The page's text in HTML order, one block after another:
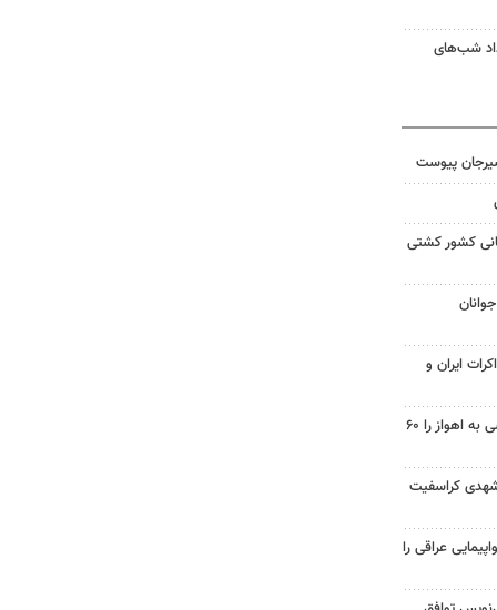
امتداد شب‌های
پیوست
کشور کشتی
ایران و
احداث پل مسیر خسرج دسترسی به اهواز را ۶۰
کراسفیت
عراقی را